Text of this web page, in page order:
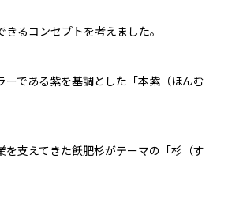
るコンセプトを考えました。
ーである紫を基調とした「本紫（ほんむ
を⽀えてきた飫肥杉がテーマの「杉（す